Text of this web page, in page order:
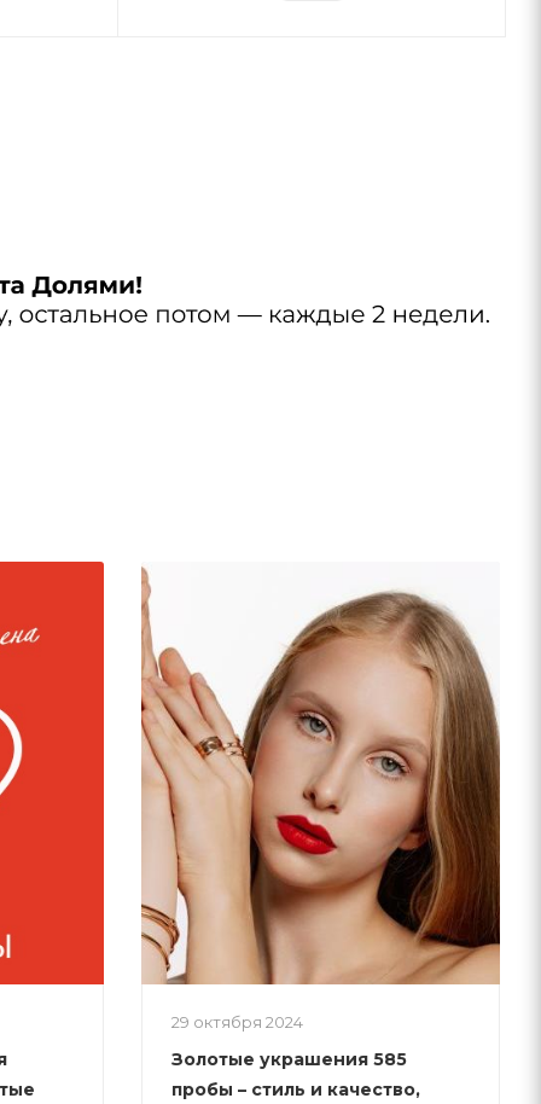
29 октября 2024
Золотые украшения 585
пробы – стиль и качество,